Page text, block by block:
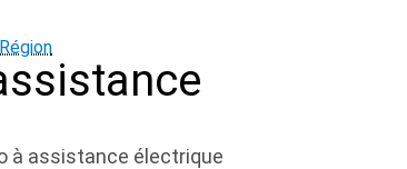
à assistance électrique